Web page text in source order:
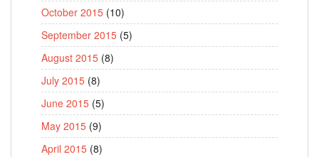
October 2015 (10)
September 2015 (5)
August 2015 (8)
July 2015 (8)
June 2015 (5)
May 2015 (9)
April 2015 (8)